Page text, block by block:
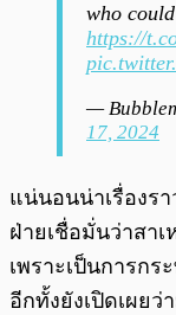
who
https://
—
17, 2024
แน่นอนน่าเรื่องร
ฝ่ายเชื่อมั่นว่าสาเ
เพราะเป็นการก
อีกทั้งยังเปิดเผยว่